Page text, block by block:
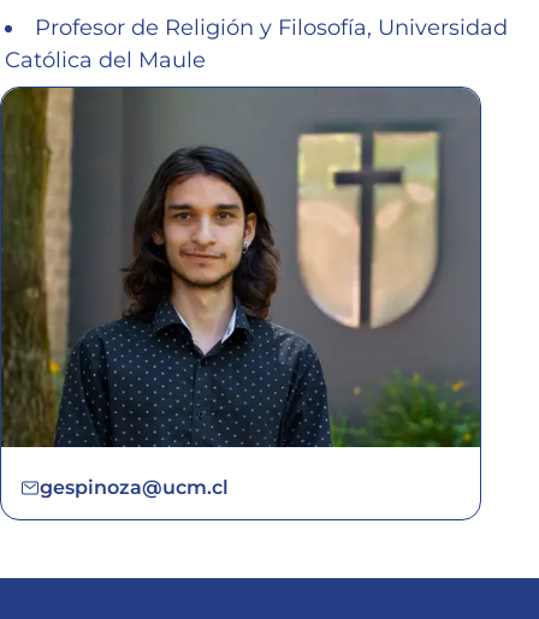
Profesor de Religión y Filosofía, Universidad
Católica del Maule
gespinoza@ucm.cl